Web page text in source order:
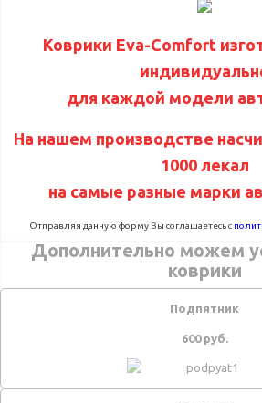
Коврики Eva-Comfort
для каждой модели
На нашем производстве
1000 лекал
на самые разные марки
Отправляя данную форму Вы соглашаетесь с
Дополнительно можем
коврики
Подпятник
600 руб.